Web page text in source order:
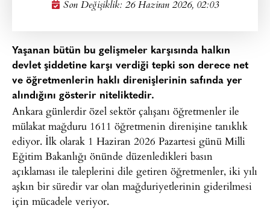
Son Değişiklik: 26 Haziran 2026, 02:03
Yaşanan bütün bu gelişmeler karşısında halkın
devlet şiddetine karşı verdiği tepki son derece net
ve öğretmenlerin haklı direnişlerinin safında yer
alındığını gösterir niteliktedir.
Ankara günlerdir özel sektör çalışanı öğretmenler ile
mülakat mağduru 1611 öğretmenin direnişine tanıklık
ediyor. İlk olarak 1 Haziran 2026 Pazartesi günü Milli
Eğitim Bakanlığı önünde düzenledikleri basın
açıklaması ile taleplerini dile getiren öğretmenler, iki yılı
aşkın bir süredir var olan mağduriyetlerinin giderilmesi
için mücadele veriyor.